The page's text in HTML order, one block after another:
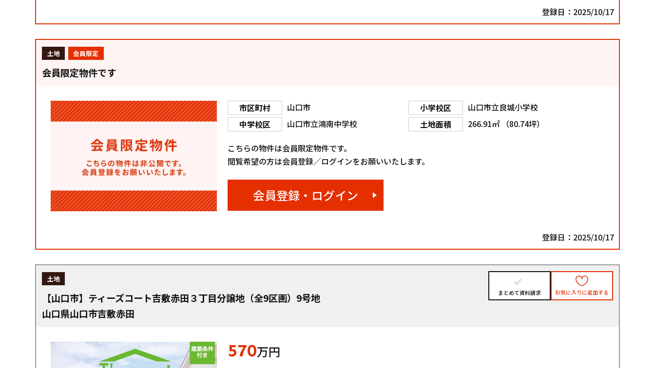
登録日：2025/10/17
土地 会員限定
会員限定物件です
市区町村 山口市 小学校区
山口市立良城小学校
中学校区
山口市立鴻南中学校 土地面積 266.91㎡ （80.74坪）
こちらの物件は会員限定物件です。
閲覧希望の方は会員登録／ログインをお願いいたします。
会員登録・ログイン
登録日：2025/10/17
土地
【山口市】ティーズコート吉敷赤田３丁目分譲地（全9区画）9号地
山口県山口市吉敷赤田
まとめて資料請求 お気に入りに追加する
570万円